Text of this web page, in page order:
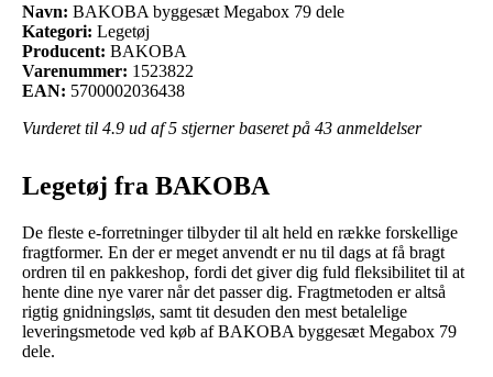
Navn: BAKOBA byggesæt Megabox 79 dele
Kategori: Legetøj
Producent: BAKOBA
Varenummer: 1523822
EAN: 5700002036438
Vurderet til 4.9 ud af 5 stjerner baseret på 43 anmeldelser
Legetøj fra BAKOBA
De fleste e-forretninger tilbyder til alt held en række forskellige
fragtformer. En der er meget anvendt er nu til dags at få bragt
ordren til en pakkeshop, fordi det giver dig fuld fleksibilitet til at
hente dine nye varer når det passer dig. Fragtmetoden er altså
rigtig gnidningsløs, samt tit desuden den mest betalelige
leveringsmetode ved køb af BAKOBA byggesæt Megabox 79
dele.